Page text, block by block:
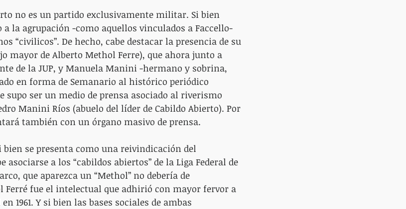
no es un partido exclusivamente militar. Si bien
la agrupación -como aquellos vinculados a Faccello-
“civilicos”. De hecho, cabe destacar la presencia de su
mayor de Alberto Methol Ferre), que ahora junto a
de la JUP, y Manuela Manini -hermano y sobrina,
en forma de Semanario al histórico periódico
supo ser un medio de prensa asociado al riverismo
Manini Ríos (abuelo del líder de Cabildo Abierto). Por
también con un órgano masivo de prensa.
bien se presenta como una reivindicación del
asociarse a los “cabildos abiertos” de la Liga Federal de
que aparezca un “Methol” no debería de
Ferré fue el intelectual que adhirió con mayor fervor a
1961. Y si bien las bases sociales de ambas